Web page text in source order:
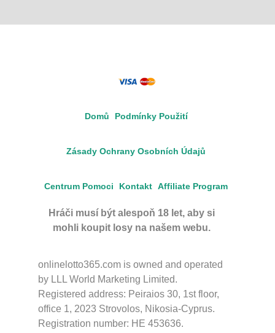
Domů Podmínky Použití
Zásady Ochrany Osobních Údajů
Centrum Pomoci Kontakt Affiliate Program
Hráči musí být alespoň 18 let, aby si
mohli koupit losy na našem webu.
onlinelotto365.com is owned and operated
by LLL World Marketing Limited.
Registered address: Peiraios 30, 1st floor,
office 1, 2023 Strovolos, Nikosia-Cyprus.
Registration number: HE 453636.